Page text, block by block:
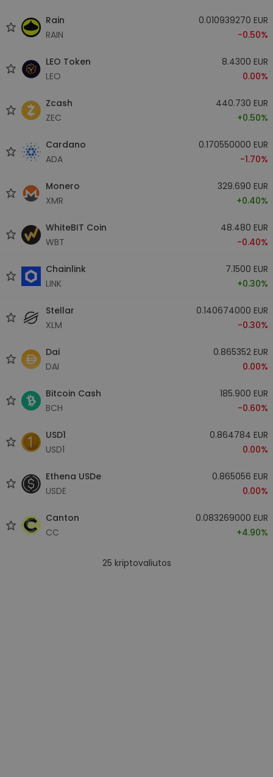
Rain
RAIN
0.010939270 EUR
-0.50%
LEO Token
LEO
8.4300 EUR
0.00%
Zcash
ZEC
440.730 EUR
+0.50%
Cardano
ADA
0.170550000 EUR
-1.70%
Monero
XMR
329.690 EUR
+0.40%
WhiteBIT Coin
WBT
48.480 EUR
-0.40%
Chainlink
LINK
7.1500 EUR
+0.30%
Stellar
XLM
0.140674000 EUR
-0.30%
Dai
DAI
0.865352 EUR
0.00%
Bitcoin Cash
BCH
185.900 EUR
-0.60%
USD1
USD1
0.864784 EUR
0.00%
Ethena USDe
USDE
0.865056 EUR
0.00%
Canton
CC
0.083269000 EUR
+4.90%
25 kriptovaliutos